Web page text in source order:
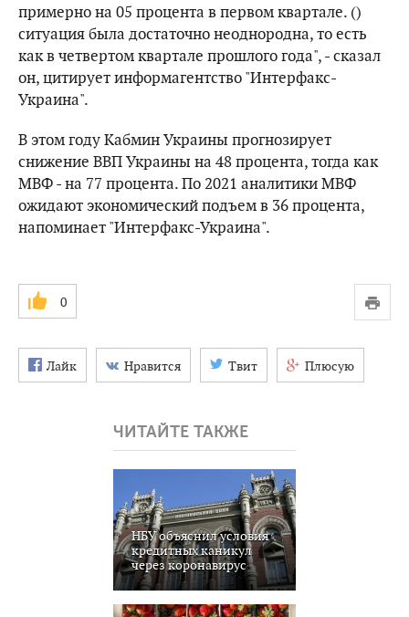
примерно на 05 процента в первом квартале. ()
ситуация была достаточно неоднородна, то есть
как в четвертом квартале прошлого года", - сказал
он, цитирует информагентство "Интерфакс-
Украина".
В этом году Кабмин Украины прогнозирует
снижение ВВП Украины на 48 процента, тогда как
МВФ - на 77 процента. По 2021 аналитики МВФ
ожидают экономический подъем в 36 процента,
напоминает "Интерфакс-Украина".
0
Лайк Нравится Твит Плюсую
ЧИТАЙТЕ ТАКЖЕ
НБУ объяснил условия
кредитных каникул
через коронавирус